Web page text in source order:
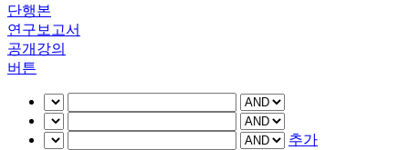
단행본
연구보고서
공개강의
버튼
추가